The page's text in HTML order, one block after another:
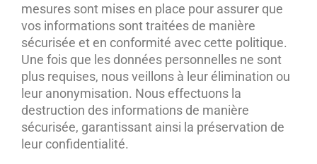
mesures sont mises en place pour assurer que
vos informations sont traitées de manière
sécurisée et en conformité avec cette politique.
Une fois que les données personnelles ne sont
plus requises, nous veillons à leur élimination ou
leur anonymisation. Nous effectuons la
destruction des informations de manière
sécurisée, garantissant ainsi la préservation de
leur confidentialité.